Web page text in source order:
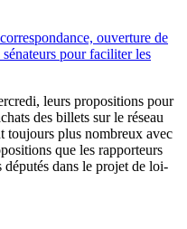
ouverture de
pour faciliter les
leurs propositions pour
des billets sur le réseau
toujours plus nombreux avec
que les rapporteurs
dans le projet de loi-